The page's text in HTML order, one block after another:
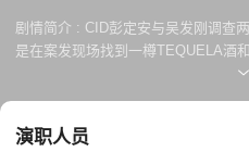
剧情简介 : CID彭定安与吴发刚调查
是在案发现场找到一樽TEQUELA酒
婚男士。安与发相信两宗案件都和
演职人员